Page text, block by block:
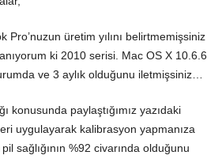
Pro’nuzun üretim yılını belirtmemişsiniz
ki 2010 serisi. Mac OS X 10.6.6
ve 3 aylık olduğunu iletmişsiniz…
konusunda paylaştığımız yazıdaki
uygulayarak kalibrasyon yapmanıza
sağlığının %92 civarında olduğunu